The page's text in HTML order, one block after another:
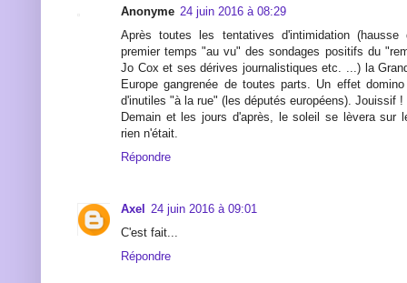
Anonyme 24 juin 2016 à 08:29
Après toutes les tentatives d'intimidation
premier temps "au vu" des sondages positifs du
Jo Cox et ses dérives journalistiques etc. ...) la
Europe gangrenée de toutes parts. Un effet
d'inutiles "à la rue" (les députés européens). Jouissif !
Demain et les jours d'après, le soleil se lèvera sur
rien n'était.
Répondre
Axel 24 juin 2016 à 09:01
C'est fait...
Répondre